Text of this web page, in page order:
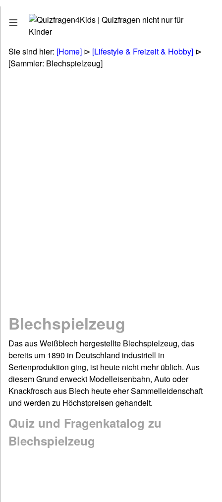
Quizfragen
Stadt - Land - Fluss
Tiere - Pflanzen - Natur
Deutsch: Grammatik & Co
Figuren- & Bilderrätsel
Informationen
Impressum / Kontakt
Links und Rechts
Sitemap
Startseite
©www.quizfragen4kids.de
Sie sind hier: [Home] ⊳ [Lifestyle & Freizeit & Hobby] ⊳
[Sammler: Blechspielzeug]
Blechspielzeug
Das aus Weißblech hergestellte Blechspielzeug, das
bereits um 1890 in Deutschland industriell in
Serienproduktion ging, ist heute nicht mehr üblich. Aus
diesem Grund erweckt Modelleisenbahn, Auto oder
Knackfrosch aus Blech heute eher Sammelleidenschaft
und werden zu Höchstpreisen gehandelt.
Quiz und Fragenkatalog zu
Blechspielzeug